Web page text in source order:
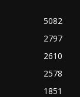
5082
2797
2610
2578
1851